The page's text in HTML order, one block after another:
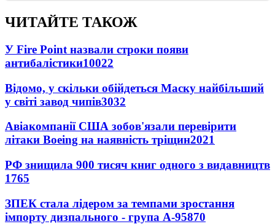
ЧИТАЙТЕ ТАКОЖ
У Fire Point назвали строки появи
антибалістики10022
Відомо, у скільки обійдеться Маску найбільший
у світі завод чипів3032
Авіакомпанії США зобов'язали перевірити
літаки Boeing на наявність тріщин2021
РФ знищила 900 тисяч книг одного з видавництв
1765
ЗПЕК стала лідером за темпами зростання
імпорту дизпального - група А-95870